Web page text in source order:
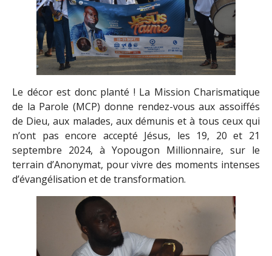
Le décor est donc planté ! La Mission Charismatique
de la Parole (MCP) donne rendez-vous aux assoiffés
de Dieu, aux malades, aux démunis et à tous ceux qui
n’ont pas encore accepté Jésus, les 19, 20 et 21
septembre 2024, à Yopougon Millionnaire, sur le
terrain d’Anonymat, pour vivre des moments intenses
d’évangélisation et de transformation.